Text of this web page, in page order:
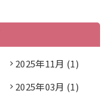
2025年11月 (1)
2025年03月 (1)